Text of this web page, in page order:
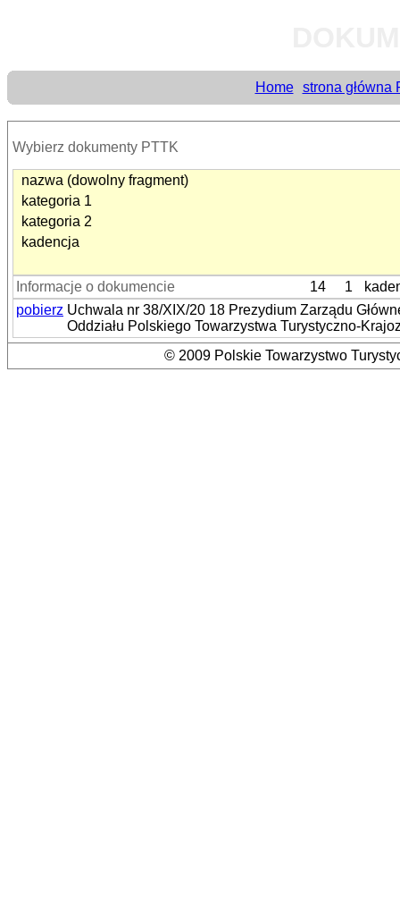
Home strona główna
Wybierz dokumenty PTTK
nazwa (dowolny fragment)
kategoria 1
kategoria 2
kadencja
Informacje o dokumencie 14 1
pobierz Uchwala nr 38/XIX/20 18 Prezydium Zarządu
Oddziału Polskiego Towarzystwa Turystyczno-
© 2009 Polskie Towarzystwo